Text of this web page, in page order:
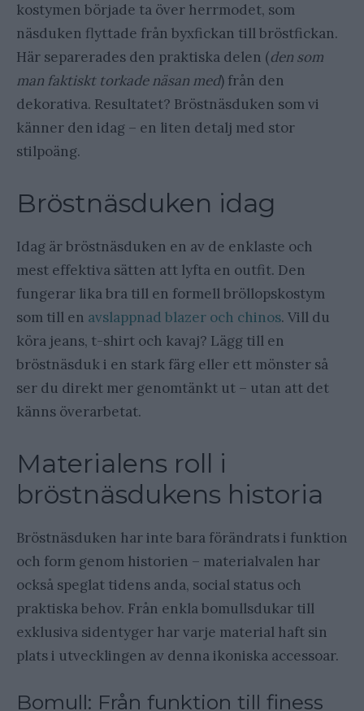
kostymen började ta över herrmodet, som
näsduken flyttade från byxfickan till bröstfickan.
Här separerades den praktiska delen (den som
man faktiskt torkade näsan med) från den
dekorativa. Resultatet? Bröstnäsduken som vi
känner den idag – en liten detalj med stor
stilpoäng.
Bröstnäsduken idag
Idag är bröstnäsduken en av de enklaste och
mest effektiva sätten att lyfta en outfit. Den
fungerar lika bra till en formell bröllopskostym
som till en avslappnad blazer och chinos. Vill du
köra jeans, t-shirt och kavaj? Lägg till en
bröstnäsduk i en stark färg eller ett mönster så
ser du direkt mer genomtänkt ut – utan att det
känns överarbetat.
Materialens roll i
bröstnäsdukens historia
Bröstnäsduken har inte bara förändrats i funktion
och form genom historien – materialvalen har
också speglat tidens anda, social status och
praktiska behov. Från enkla bomullsdukar till
exklusiva sidentyger har varje material haft sin
plats i utvecklingen av denna ikoniska accessoar.
Bomull: Från funktion till finess